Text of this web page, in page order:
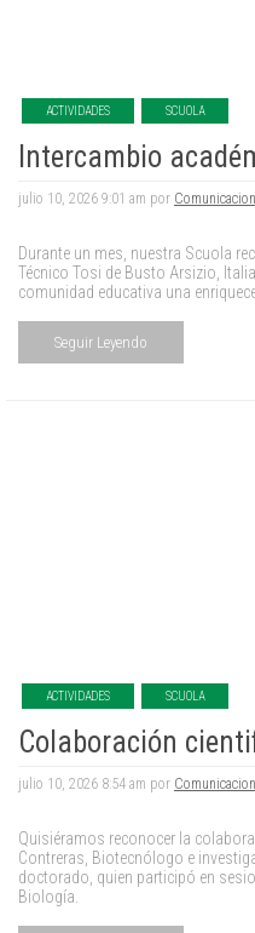
ACTIVIDADES SCUOLA
Intercambio
julio 10, 2026 9:01 am por
Durante un mes, nuestra Scuola
Técnico Tosi de Busto Arsizio,
comunidad educativa una
Seguir Leyendo
ACTIVIDADES SCUOLA
Colaboración
julio 10, 2026 8:54 am por
Quisiéramos reconocer la
Contreras, Biotecnólogo e
doctorado, quien participó en
Biología.